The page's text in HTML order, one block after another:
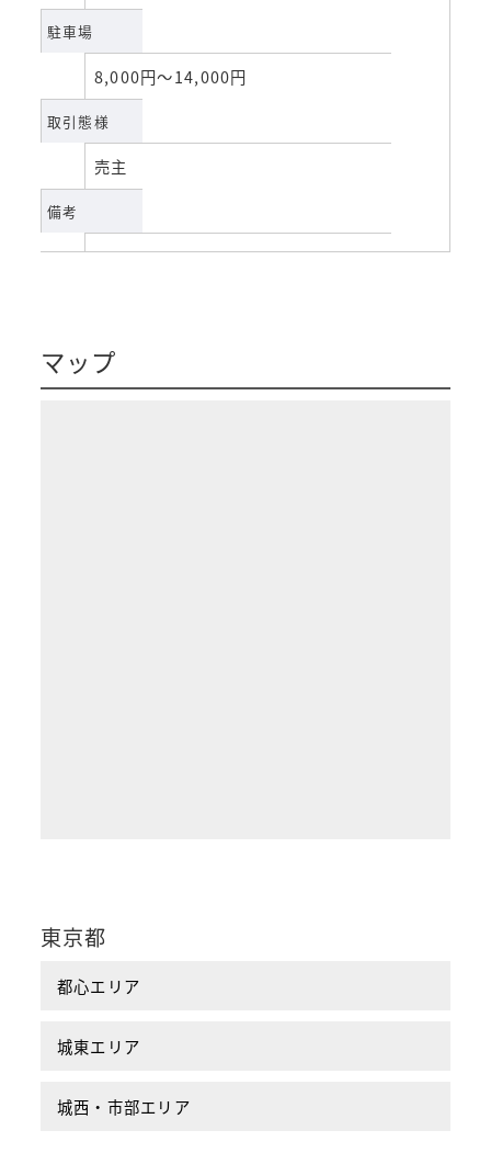
駐車場
8,000円～14,000円
取引態様
売主
備考
マップ
東京都
都心エリア
城東エリア
城西・市部エリア